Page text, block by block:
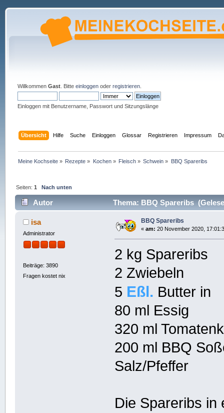
Willkommen Gast. Bitte einloggenoder registrieren.
Einloggen mit Benutzername, Passwort und Sitzungslänge
Übersicht Hilfe Suche Einloggen Glossar Registrieren Impressum
Meine Kochseite » Rezepte » Kochen» Fleisch » Schwein » BBQ Spareribs
Seiten:1 Nach unten
Autor Thema: BBQ Spareribs
isa
Administrator
Beiträge: 3890
Fragen kostet nix
BBQ Spareribs
« am: 20 November 2020,
2 kg Spareribs
2 Zwiebeln
5 Eßl. Butter in
80 ml Essig
320 ml
200 ml BBQ
Salz/Pfeffer
Die Spareribs in